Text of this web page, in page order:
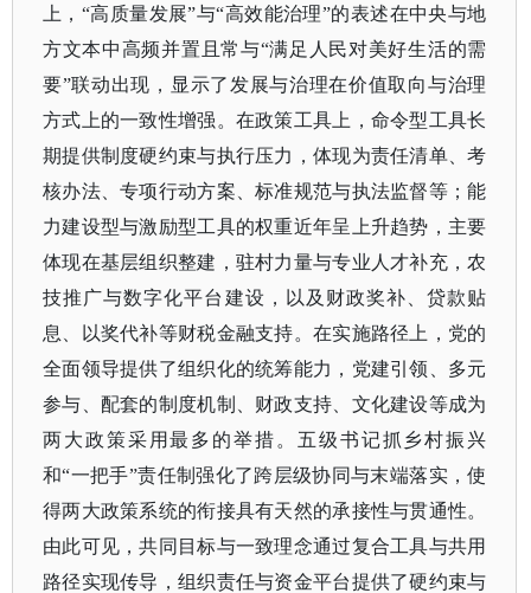
上，“高质量发展”与“高效能治理”的表述在中央与地
方文本中高频并置且常与“满足人民对美好生活的需
要”联动出现，显示了发展与治理在价值取向与治理
方式上的一致性增强。在政策工具上，命令型工具长
期提供制度硬约束与执行压力，体现为责任清单、考
核办法、专项行动方案、标准规范与执法监督等；能
力建设型与激励型工具的权重近年呈上升趋势，主要
体现在基层组织整建，驻村力量与专业人才补充，农
技推广与数字化平台建设，以及财政奖补、贷款贴
息、以奖代补等财税金融支持。在实施路径上，党的
全面领导提供了组织化的统筹能力，党建引领、多元
参与、配套的制度机制、财政支持、文化建设等成为
两大政策采用最多的举措。五级书记抓乡村振兴
和“一把手”责任制强化了跨层级协同与末端落实，使
得两大政策系统的衔接具有天然的承接性与贯通性。
由此可见，共同目标与一致理念通过复合工具与共用
路径实现传导，组织责任与资金平台提供了硬约束与